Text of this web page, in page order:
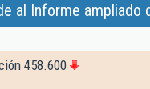
al Informe ampliado
458.600